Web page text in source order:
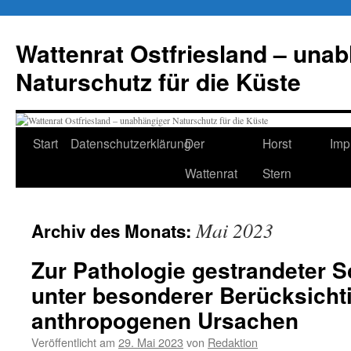
springen
Wattenrat Ostfriesland –
Naturschutz für die Küste
Start DatenschutzerklärungDer
Wattenrat
Horst
Stern
Archiv des Monats:Mai 2023
Zur Pathologie gestrandeter
unter besonderer
anthropogenen Ursachen
Veröffentlicht am 29. Mai 2023 von Redaktion